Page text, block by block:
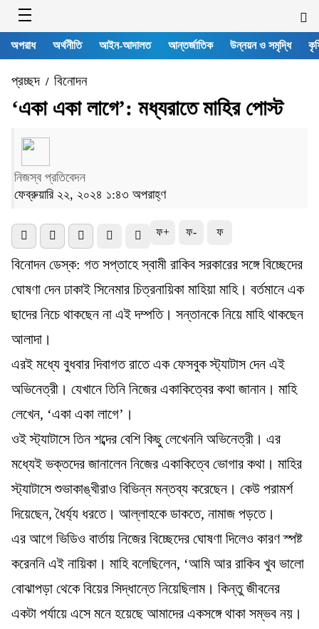
অপরাধ অর্থনীতি আইন-আদালত আন্তর্জাতিক উন্নয়ন ও সমৃদ্ধি
প্রচ্ছদ/ বিনোদন
‘একা একা লাগে’: মধ্যরাতে মাহির পোস্ট
নিজস্ব প্রতিবেদন
ফেব্রুয়ারি ২২, ২০২৪ ১:৪৩ অপরাহ্ণ
ফ+ ফ- ফ
বিনোদন ডেস্ক: গত সপ্তাহে স্বামী রাকিব সরকারের সঙ্গে বিচ্ছেদের
ঘোষণা দেন ঢাকাই সিনেমার চিত্রনায়িকা মাহিয়া মাহি। বর্তমানে এক
ছাদের নিচে থাকছেন না এই দম্পতি। সন্তানকে নিয়ে মাহি থাকছেন
আলাদা।
এরই মধ্যে বুধবার দিবাগত রাতে এক ফেসবুক স্ট্যাটাস দেন এই
অভিনেত্রী। যেখানে তিনি নিজের একাকিত্বের কথা জানান। মাহি
লেখেন, ‘একা একা লাগে’।
ওই স্ট্যাটাসে তিন শব্দের বেশি কিছু লেখেননি অভিনেত্রী। এর
মধ্যেই ভক্তদের জানালেন নিজের একাকিত্বে ভোগার কথা। মাহির
স্ট্যাটাসে শুভাকাঙ্খীরাও বিভিন্ন মন্তব্য করেছেন। কেউ পরামর্শ
দিয়েছেন, ধৈর্য্য ধরতে। আল্লাহকে ডাকতে, নামাজ পড়তে।
এর আগে ভিডিও বার্তায় নিজের বিচ্ছেদের ঘোষণা দিলেও কারণ স্পষ্ট
করেননি এই নায়িকা। মাহি বলেছিলেন, ‘আমি আর রাকিব খুব ভালো
বোঝাপড়া থেকে বিয়ের সিদ্ধান্তে নিয়েছিলাম। কিন্তু জীবনের
একটা পর্যায়ে এসে মনে হয়েছে আমাদের একসঙ্গে থাকা সম্ভব নয়।